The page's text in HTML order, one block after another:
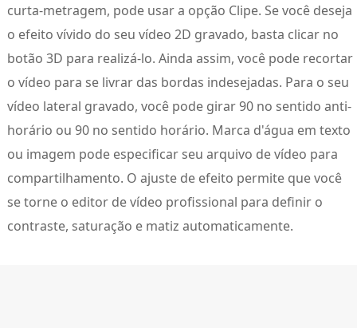
curta-metragem, pode usar a opção Clipe. Se você deseja
o efeito vívido do seu vídeo 2D gravado, basta clicar no
botão 3D para realizá-lo. Ainda assim, você pode recortar
o vídeo para se livrar das bordas indesejadas. Para o seu
vídeo lateral gravado, você pode girar 90 no sentido anti-
horário ou 90 no sentido horário. Marca d'água em texto
ou imagem pode especificar seu arquivo de vídeo para
compartilhamento. O ajuste de efeito permite que você
se torne o editor de vídeo profissional para definir o
contraste, saturação e matiz automaticamente.